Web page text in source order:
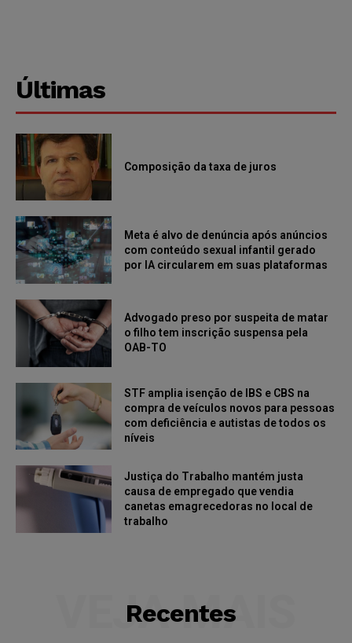
Últimas
Composição da taxa de juros
Meta é alvo de denúncia após anúncios
com conteúdo sexual infantil gerado
por IA circularem em suas plataformas
Advogado preso por suspeita de matar
o filho tem inscrição suspensa pela
OAB-TO
STF amplia isenção de IBS e CBS na
compra de veículos novos para pessoas
com deficiência e autistas de todos os
níveis
Justiça do Trabalho mantém justa
causa de empregado que vendia
canetas emagrecedoras no local de
trabalho
Recentes
VEJA MAIS